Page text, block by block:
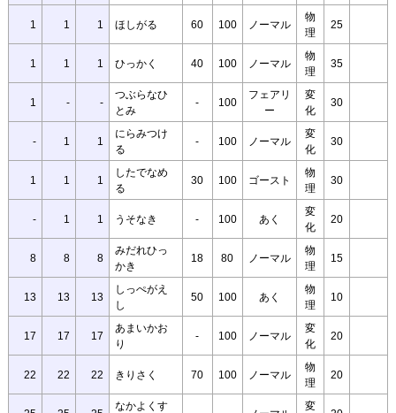
1 1 1 ほしがる 60 100 ノーマル
物
理
25
1 1 1 ひっかく 40 100 ノーマル
物
理
35
1 - -
つぶらなひ
とみ
- 100
フェアリ
ー
変
化
30
- 1 1
にらみつけ
る
- 100 ノーマル
変
化
30
1 1 1
したでなめ
る
30 100 ゴースト
物
理
30
- 1 1 うそなき - 100 あく
変
化
20
8 8 8
みだれひっ
かき
18 80 ノーマル
物
理
15
13 13 13
しっぺがえ
し
50 100 あく
物
理
10
17 17 17
あまいかお
り
- 100 ノーマル
変
化
20
22 22 22 きりさく 70 100 ノーマル
物
理
20
なかよくす 変